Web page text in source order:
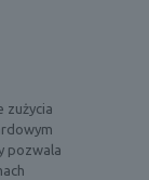
zużycia
pozwala